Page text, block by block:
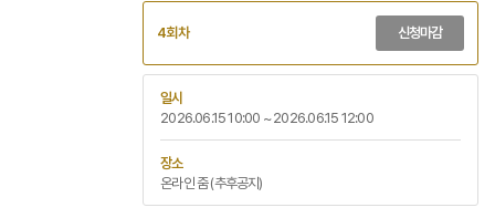
4회차 신청마감
일시
2026.06.15 10:00 ~ 2026.06.15 12:00
장소
온라인 줌 (추후공지)